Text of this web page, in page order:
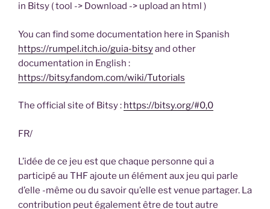
in Bitsy ( tool -> Download -> upload an html )
You can find some documentation here in Spanish
https://rumpel.itch.io/guia-bitsyand other
documentation in English :
https://bitsy.fandom.com/wiki/Tutorials
The official site of Bitsy : https://bitsy.org/#0,0
FR/
L’idée de ce jeu est que chaque personne qui a
participé au THF ajoute un élément aux jeu qui parle
d’elle -même ou du savoir qu’elle est venue partager. La
contribution peut également être de tout autre